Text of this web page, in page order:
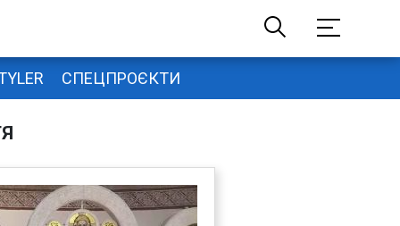
СПЕЦПРОЄКТИ